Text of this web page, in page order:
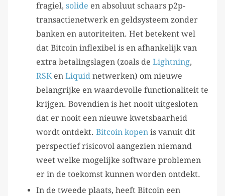
fragiel, solide en absoluut schaars p2p-
transactienetwerk en geldsysteem zonder
banken en autoriteiten. Het betekent wel
dat Bitcoin inflexibel is en afhankelijk van
extra betalingslagen (zoals de Lightning,
RSK en Liquid netwerken) om nieuwe
belangrijke en waardevolle functionaliteit te
krijgen. Bovendien is het nooit uitgesloten
dat er nooit een nieuwe kwetsbaarheid
wordt ontdekt. Bitcoin kopen is vanuit dit
perspectief risicovol aangezien niemand
weet welke mogelijke software problemen
er in de toekomst kunnen worden ontdekt.
In de tweede plaats, heeft Bitcoin een